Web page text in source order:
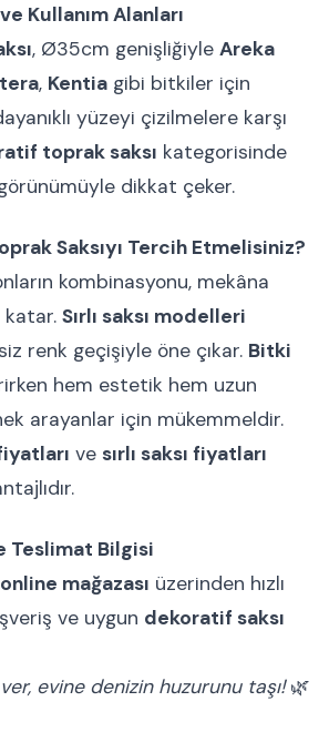
Kullanım Alanları
, Ø35cm genişliğiyle Areka
, Kentia gibi bitkiler için
yüzeyi çizilmelere karşı
toprak saksı kategorisinde
dikkat çeker.
Saksıyı Tercih Etmelisiniz?
kombinasyonu, mekâna
katar. Sırlı saksı modelleri
renk geçişiyle öne çıkar. Bitki
hem estetik hem uzun
arayanlar için mükemmeldir.
ve sırlı saksı fiyatları
Teslimat Bilgisi
mağazası üzerinden hızlı
ve uygun dekoratif saksı
evine denizin huzurunu taşı!🌿